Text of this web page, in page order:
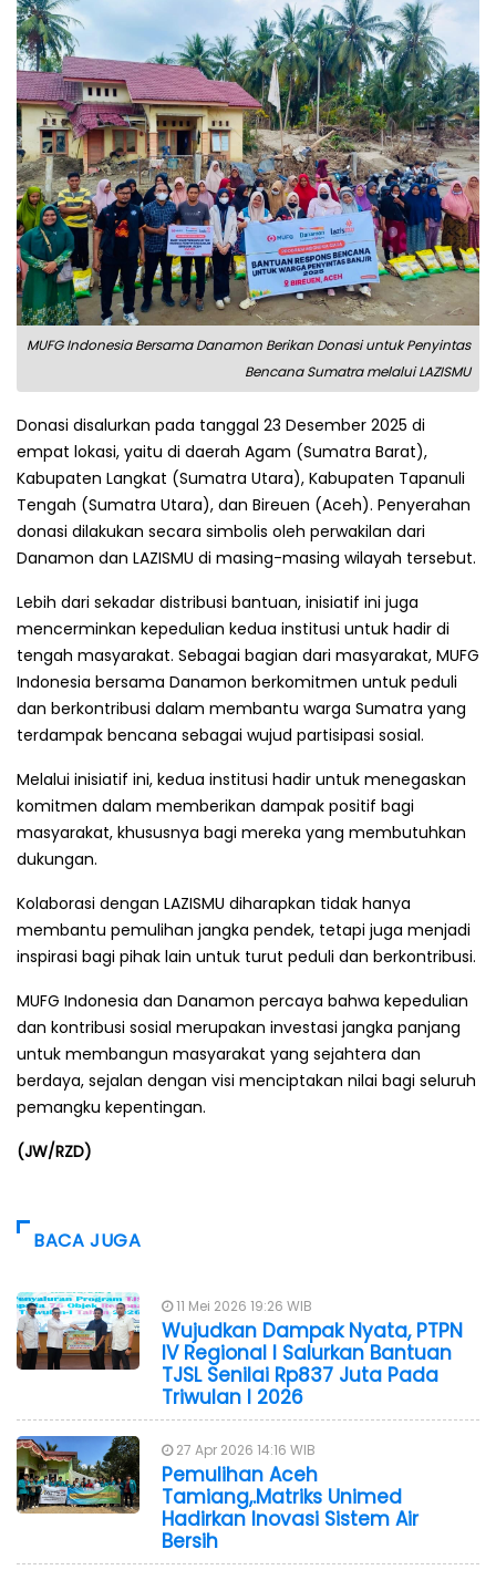
MUFG Indonesia Bersama Danamon Berikan Donasi untuk Penyintas
Bencana Sumatra melalui LAZISMU
Donasi disalurkan pada tanggal 23 Desember 2025 di
empat lokasi, yaitu di daerah Agam (Sumatra Barat),
Kabupaten Langkat (Sumatra Utara), Kabupaten Tapanuli
Tengah (Sumatra Utara), dan Bireuen (Aceh). Penyerahan
donasi dilakukan secara simbolis oleh perwakilan dari
Danamon dan LAZISMU di masing-masing wilayah tersebut.
Lebih dari sekadar distribusi bantuan, inisiatif ini juga
mencerminkan kepedulian kedua institusi untuk hadir di
tengah masyarakat. Sebagai bagian dari masyarakat, MUFG
Indonesia bersama Danamon berkomitmen untuk peduli
dan berkontribusi dalam membantu warga Sumatra yang
terdampak bencana sebagai wujud partisipasi sosial.
Melalui inisiatif ini, kedua institusi hadir untuk menegaskan
komitmen dalam memberikan dampak positif bagi
masyarakat, khususnya bagi mereka yang membutuhkan
dukungan.
Kolaborasi dengan LAZISMU diharapkan tidak hanya
membantu pemulihan jangka pendek, tetapi juga menjadi
inspirasi bagi pihak lain untuk turut peduli dan berkontribusi.
MUFG Indonesia dan Danamon percaya bahwa kepedulian
dan kontribusi sosial merupakan investasi jangka panjang
untuk membangun masyarakat yang sejahtera dan
berdaya, sejalan dengan visi menciptakan nilai bagi seluruh
pemangku kepentingan.
(JW/RZD)
BACA JUGA
11 Mei 2026 19:26 WIB
Wujudkan Dampak Nyata, PTPN
IV Regional I Salurkan Bantuan
TJSL Senilai Rp837 Juta Pada
Triwulan I 2026
27 Apr 2026 14:16 WIB
Pemulihan Aceh
Tamiang,.Matriks Unimed
Hadirkan Inovasi Sistem Air
Bersih